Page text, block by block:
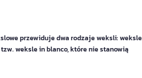
przewiduje dwa rodzaje weksli: weksle
weksle in blanco, które nie stanowią